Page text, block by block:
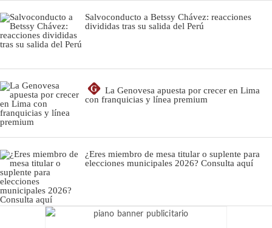
Salvoconducto a Betssy Chávez: reacciones
divididas tras su salida del Perú
G
La Genovesa apuesta por crecer en Lima
con franquicias y línea premium
¿Eres miembro de mesa titular o suplente para
elecciones municipales 2026? Consulta aquí